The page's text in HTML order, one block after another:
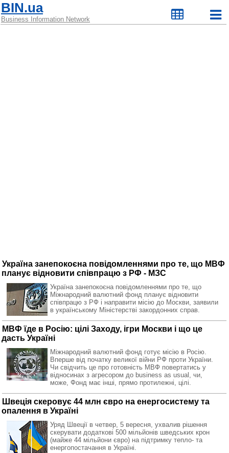
BIN.ua
Business Information Network
Україна занепокоєна повідомленнями про те, що МВФ
планує відновити співпрацю з РФ - МЗС
Україна занепокоєна повідомленнями про те, що
Міжнародний валютний фонд планує відновити
співпрацю з РФ і направити місію до Москви, заявили
в українському Міністерстві закордонних справ.
МВФ їде в Росію: цілі Заходу, ігри Москви і що це
дасть Україні
Міжнародний валютний фонд готує місію в Росію.
Вперше від початку великої війни РФ проти України.
Чи свідчить це про готовність МВФ повертатись у
відносинах з агресором до business as usual, чи,
може, Фонд має інші, прямо протилежні, цілі.
Швеція скеровує 44 млн євро на енергосистему та
опалення в Україні
Уряд Швеції в четвер, 5 вересня, ухвалив рішення
скерувати додаткові 500 мільйонів шведських крон
(майже 44 мільйони євро) на підтримку тепло- та
енергопостачання в Україні.